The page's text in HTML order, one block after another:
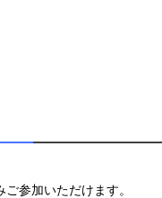
参加いただけます。